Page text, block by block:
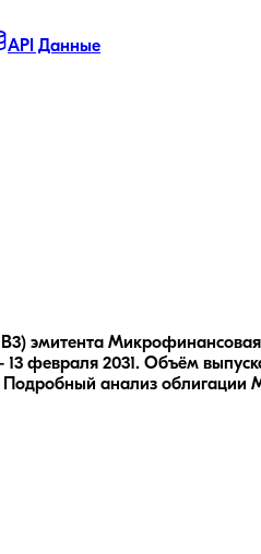
API Данные
эмитента
февраля 2031. Объём
Подробный анализ облигации